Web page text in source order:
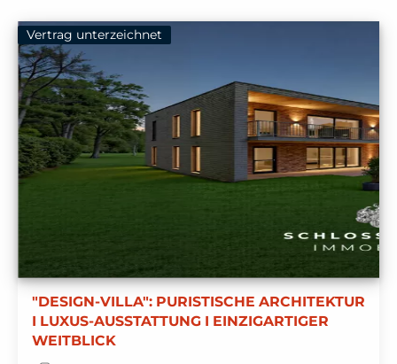
Vertrag unterzeichnet
"DESIGN-VILLA": PURISTISCHE ARCHITEKTUR
I LUXUS-AUSSTATTUNG I EINZIGARTIGER
WEITBLICK